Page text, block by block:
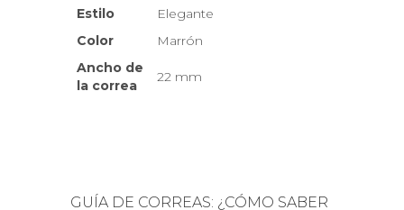
Estilo
Elegante
Color
Marrón
Ancho de
la correa
22 mm
GUÍA DE CORREAS: ¿CÓMO SABER